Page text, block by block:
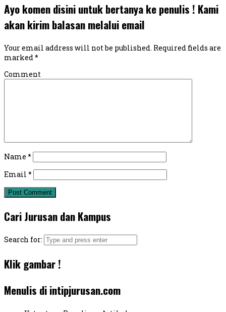
Ayo komen disini untuk bertanya ke penulis ! Kami
akan kirim balasan melalui email
Your email address will not be published. Required fields are
marked *
Comment
Name *
Email *
Cari Jurusan dan Kampus
Search for:
Klik gambar !
Menulis di intipjurusan.com